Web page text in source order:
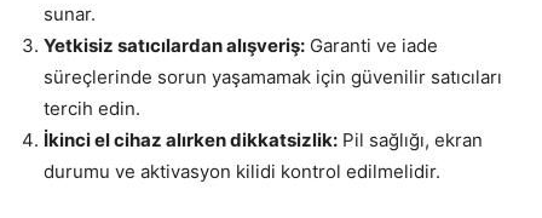
sunar.
Yetkisiz satıcılardan alışveriş: Garanti ve iade
süreçlerinde sorun yaşamamak için güvenilir satıcıları
tercih edin.
İkinci el cihaz alırken dikkatsizlik: Pil sağlığı, ekran
durumu ve aktivasyon kilidi kontrol edilmelidir.